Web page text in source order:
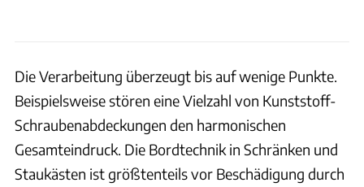
Die Verarbeitung überzeugt bis auf wenige Punkte.
Beispielsweise stören eine Vielzahl von Kunststoff-
Schraubenabdeckungen den harmonischen
Gesamteindruck. Die Bordtechnik in Schränken und
Staukästen ist größtenteils vor Beschädigung durch